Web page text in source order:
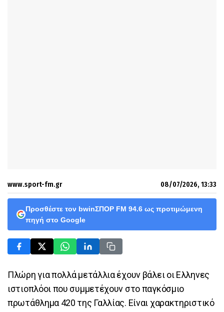
www.sport-fm.gr 08/07/2026, 13:33
Προσθέστε τον bwinΣΠΟΡ FM 94.6 ως προτιμώμενη
πηγή στο Google
Πλώρη για πολλά μετάλλια έχουν βάλει οι Ελληνες
ιστιοπλόοι που συμμετέχουν στο παγκόσμιο
πρωτάθλημα 420 της Γαλλίας. Είναι χαρακτηριστικό